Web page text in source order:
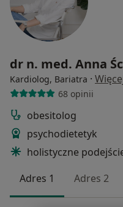
dr n. med. Anna
Kardiolog, Bariatra ·
68 opinii
obesitolog
psychodietetyk
holistyczne
Adres 1
Adres 2